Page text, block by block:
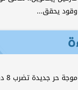
وقود يحقق...
موجة حر جديدة تضرب 8 دول عربية.. هل...